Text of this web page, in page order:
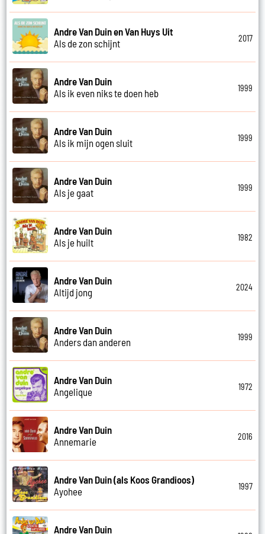
Andre Van Duin en Van Huys Uit
Als de zon schijnt
2017
Andre Van Duin
Als ik even niks te doen heb
1999
Andre Van Duin
Als ik mijn ogen sluit
1999
Andre Van Duin
Als je gaat
1999
Andre Van Duin
Als je huilt
1982
Andre Van Duin
Altijd jong
2024
Andre Van Duin
Anders dan anderen
1999
Andre Van Duin
Angelique
1972
Andre Van Duin
Annemarie
2016
Andre Van Duin (als Koos Grandioos)
Ayohee
1997
Andre Van Duin